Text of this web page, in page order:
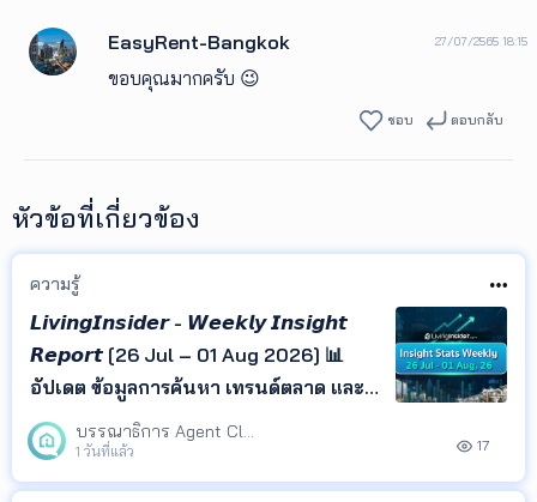
EasyRent-Bangkok
ขอบคุณมากครับ 😉
27/07/2565 18:15
ชอบ ตอบกลับ
หัวข้อที่เกี่ยวข้อง
ความรู้
𝙇𝙞𝙫𝙞𝙣𝙜𝙄𝙣𝙨𝙞𝙙𝙚𝙧 - 𝙒𝙚𝙚𝙠𝙡𝙮 𝙄𝙣𝙨𝙞𝙜𝙝𝙩
𝙍𝙚𝙥𝙤𝙧𝙩 [26 Jul – 01 Aug 2026] 📊
อัปเดต ข้อมูลการค้นหา เทรนด์ตลาด และ
ทำเลยอดนิยม จาก LivingInsider พร้อม
Insight ที่ช่วยให้คุณเข้าใจพฤติกรรมผู้
ค้นหา และติดตามทิศทางตลาด
1 วันที่แล้ว 17